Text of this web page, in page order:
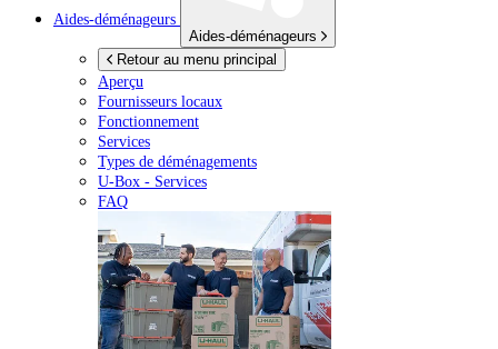
Aides-déménageurs
Aides-déménageurs
Retour au menu principal
Aperçu
Fournisseurs locaux
Fonctionnement
Services
Types de déménagements
U-Box - Services
FAQ